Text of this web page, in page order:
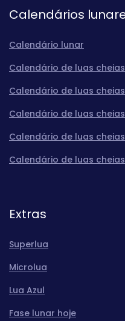
Calendários
Calendário lunar
Calendário de luas
Calendário de luas
Calendário de luas
Calendário de luas
Calendário de luas
Extras
Superlua
Microlua
Lua Azul
Fase lunar hoje